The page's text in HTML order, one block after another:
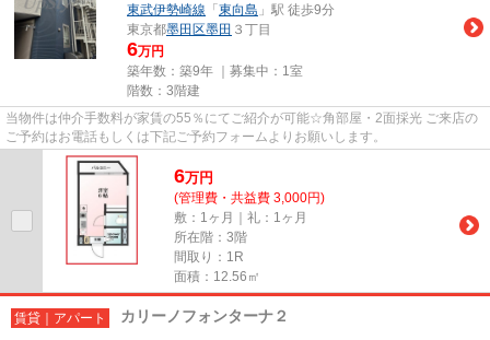
東武伊勢崎線 「 東向島 」駅 徒歩9分
東京都墨田区墨田 ３丁目
6万円
築年数：築9年 ｜募集中： 1室
階数：3階建
当物件は仲介手数料が家賃の55％にてご紹介が可能☆角部屋・2面採光 ご来店の
ご予約はお電話もしくは下記ご予約フォームよりお願いします。
6万円
(管理費・共益費 3,000円)
敷：1ヶ月｜礼：1ヶ月
所在階：3階
間取り：1R
面積：12.56㎡
賃貸｜アパート カリーノフォンターナ２